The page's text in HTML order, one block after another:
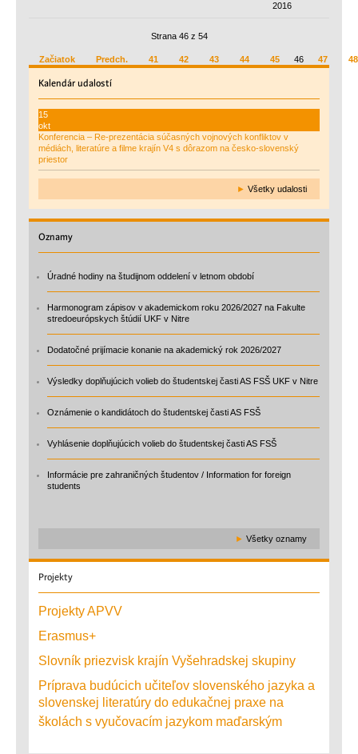
2016
Strana 46 z 54
Začiatok Predch. 41 42 43 44 45 46 47 48
Kalendárudalostí
15
okt
Konferencia – Re-prezentácia súčasných vojnových konfliktov v
médiách, literatúre a filme krajín V4 s dôrazom na česko-slovenský
priestor
► Všetky udalosti
Oznamy
Úradné hodiny na študijnom oddelení v letnom období
Harmonogram zápisov v akademickom roku 2026/2027 na Fakulte
stredoeurópskych štúdií UKF v Nitre
Dodatočné prijímacie konanie na akademický rok 2026/2027
Výsledky doplňujúcich volieb do študentskej časti AS FSŠ UKF v Nitre
Oznámenie o kandidátoch do študentskej časti AS FSŠ
Vyhlásenie doplňujúcich volieb do študentskej časti AS FSŠ
Informácie pre zahraničných študentov / Information for foreign
students
► Všetky oznamy
Projekty
Projekty APVV
Erasmus+
Slovník priezvisk krajín Vyšehradskej skupiny
Príprava budúcich učiteľov slovenského jazyka a
slovenskej literatúry do edukačnej praxe na
školách s vyučovacím jazykom maďarským